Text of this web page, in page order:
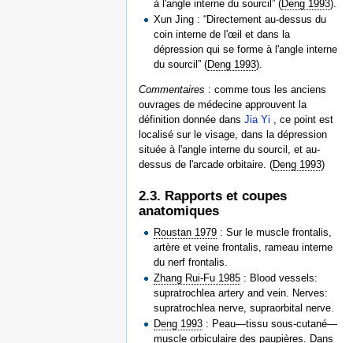
à l'angle interne du sourcil” (Deng 1993).
Xun Jing : “Directement au-dessus du
coin interne de l'œil et dans la
dépression qui se forme à l'angle interne
du sourcil” (Deng 1993).
Commentaires : comme tous les anciens
ouvrages de médecine approuvent la
définition donnée dans Jia Yi , ce point est
localisé sur le visage, dans la dépression
située à l'angle interne du sourcil, et au-
dessus de l'arcade orbitaire. (Deng 1993)
2.3. Rapports et coupes
anatomiques
Roustan 1979 : Sur le muscle frontalis,
artère et veine frontalis, rameau interne
du nerf frontalis.
Zhang Rui-Fu 1985 : Blood vessels:
supratrochlea artery and vein. Nerves:
supratrochlea nerve, supraorbital nerve.
Deng 1993 : Peau—tissu sous-cutané—
muscle orbiculaire des paupières. Dans